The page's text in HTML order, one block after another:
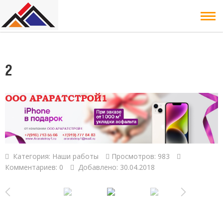
2
Категория: Наши работы
Просмотров: 983
Комментариев: 0
Добавлено: 30.04.2018